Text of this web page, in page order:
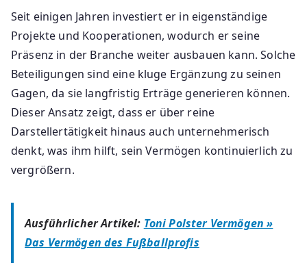
Seit einigen Jahren investiert er in eigenständige
Projekte und Kooperationen, wodurch er seine
Präsenz in der Branche weiter ausbauen kann. Solche
Beteiligungen sind eine kluge Ergänzung zu seinen
Gagen, da sie langfristig Erträge generieren können.
Dieser Ansatz zeigt, dass er über reine
Darstellertätigkeit hinaus auch unternehmerisch
denkt, was ihm hilft, sein Vermögen kontinuierlich zu
vergrößern.
Ausführlicher Artikel: Toni Polster Vermögen »
Das Vermögen des Fußballprofis